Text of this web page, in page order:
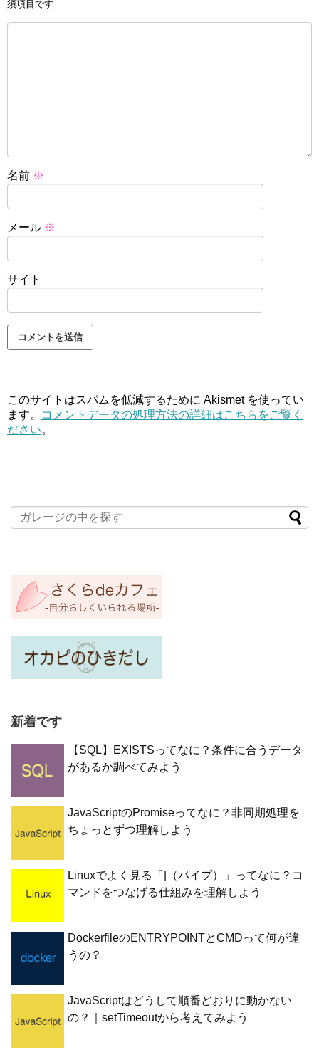
須項目です
名前 ※
メール ※
サイト
このサイトはスパムを低減するために Akismet を使ってい
ます。
コメントデータの処理方法の詳細はこちらをご覧く
ださい。
新着です
【SQL】EXISTSってなに？条件に合うデータ
があるか調べてみよう
JavaScriptのPromiseってなに？非同期処理を
ちょっとずつ理解しよう
Linuxでよく見る「|（パイプ）」ってなに？コ
マンドをつなげる仕組みを理解しよう
DockerfileのENTRYPOINTとCMDって何が違
うの？
JavaScriptはどうして順番どおりに動かない
の？｜setTimeoutから考えてみよう